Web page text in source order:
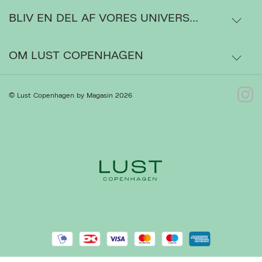
Levering
Ordrestatus
Gå til Kundeservice
Privatlivspolitik
BLIV EN DEL AF VORES UNIVERS...
OM LUST COPENHAGEN
Om os
© Lust Copenhagen by Magasin 2026